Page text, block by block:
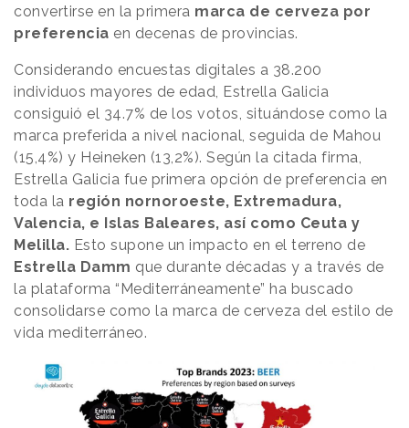
convertirse en la primera marca de cerveza por
preferencia en decenas de provincias.
Considerando encuestas digitales a 38.200
individuos mayores de edad, Estrella Galicia
consiguió el 34.7% de los votos, situándose como la
marca preferida a nivel nacional, seguida de Mahou
(15,4%) y Heineken (13,2%). Según la citada firma,
Estrella Galicia fue primera opción de preferencia en
toda la región nornoroeste, Extremadura,
Valencia, e Islas Baleares, así como Ceuta y
Melilla. Esto supone un impacto en el terreno de
Estrella Damm que durante décadas y a través de
la plataforma “Mediterráneamente” ha buscado
consolidarse como la marca de cerveza del estilo de
vida mediterráneo.